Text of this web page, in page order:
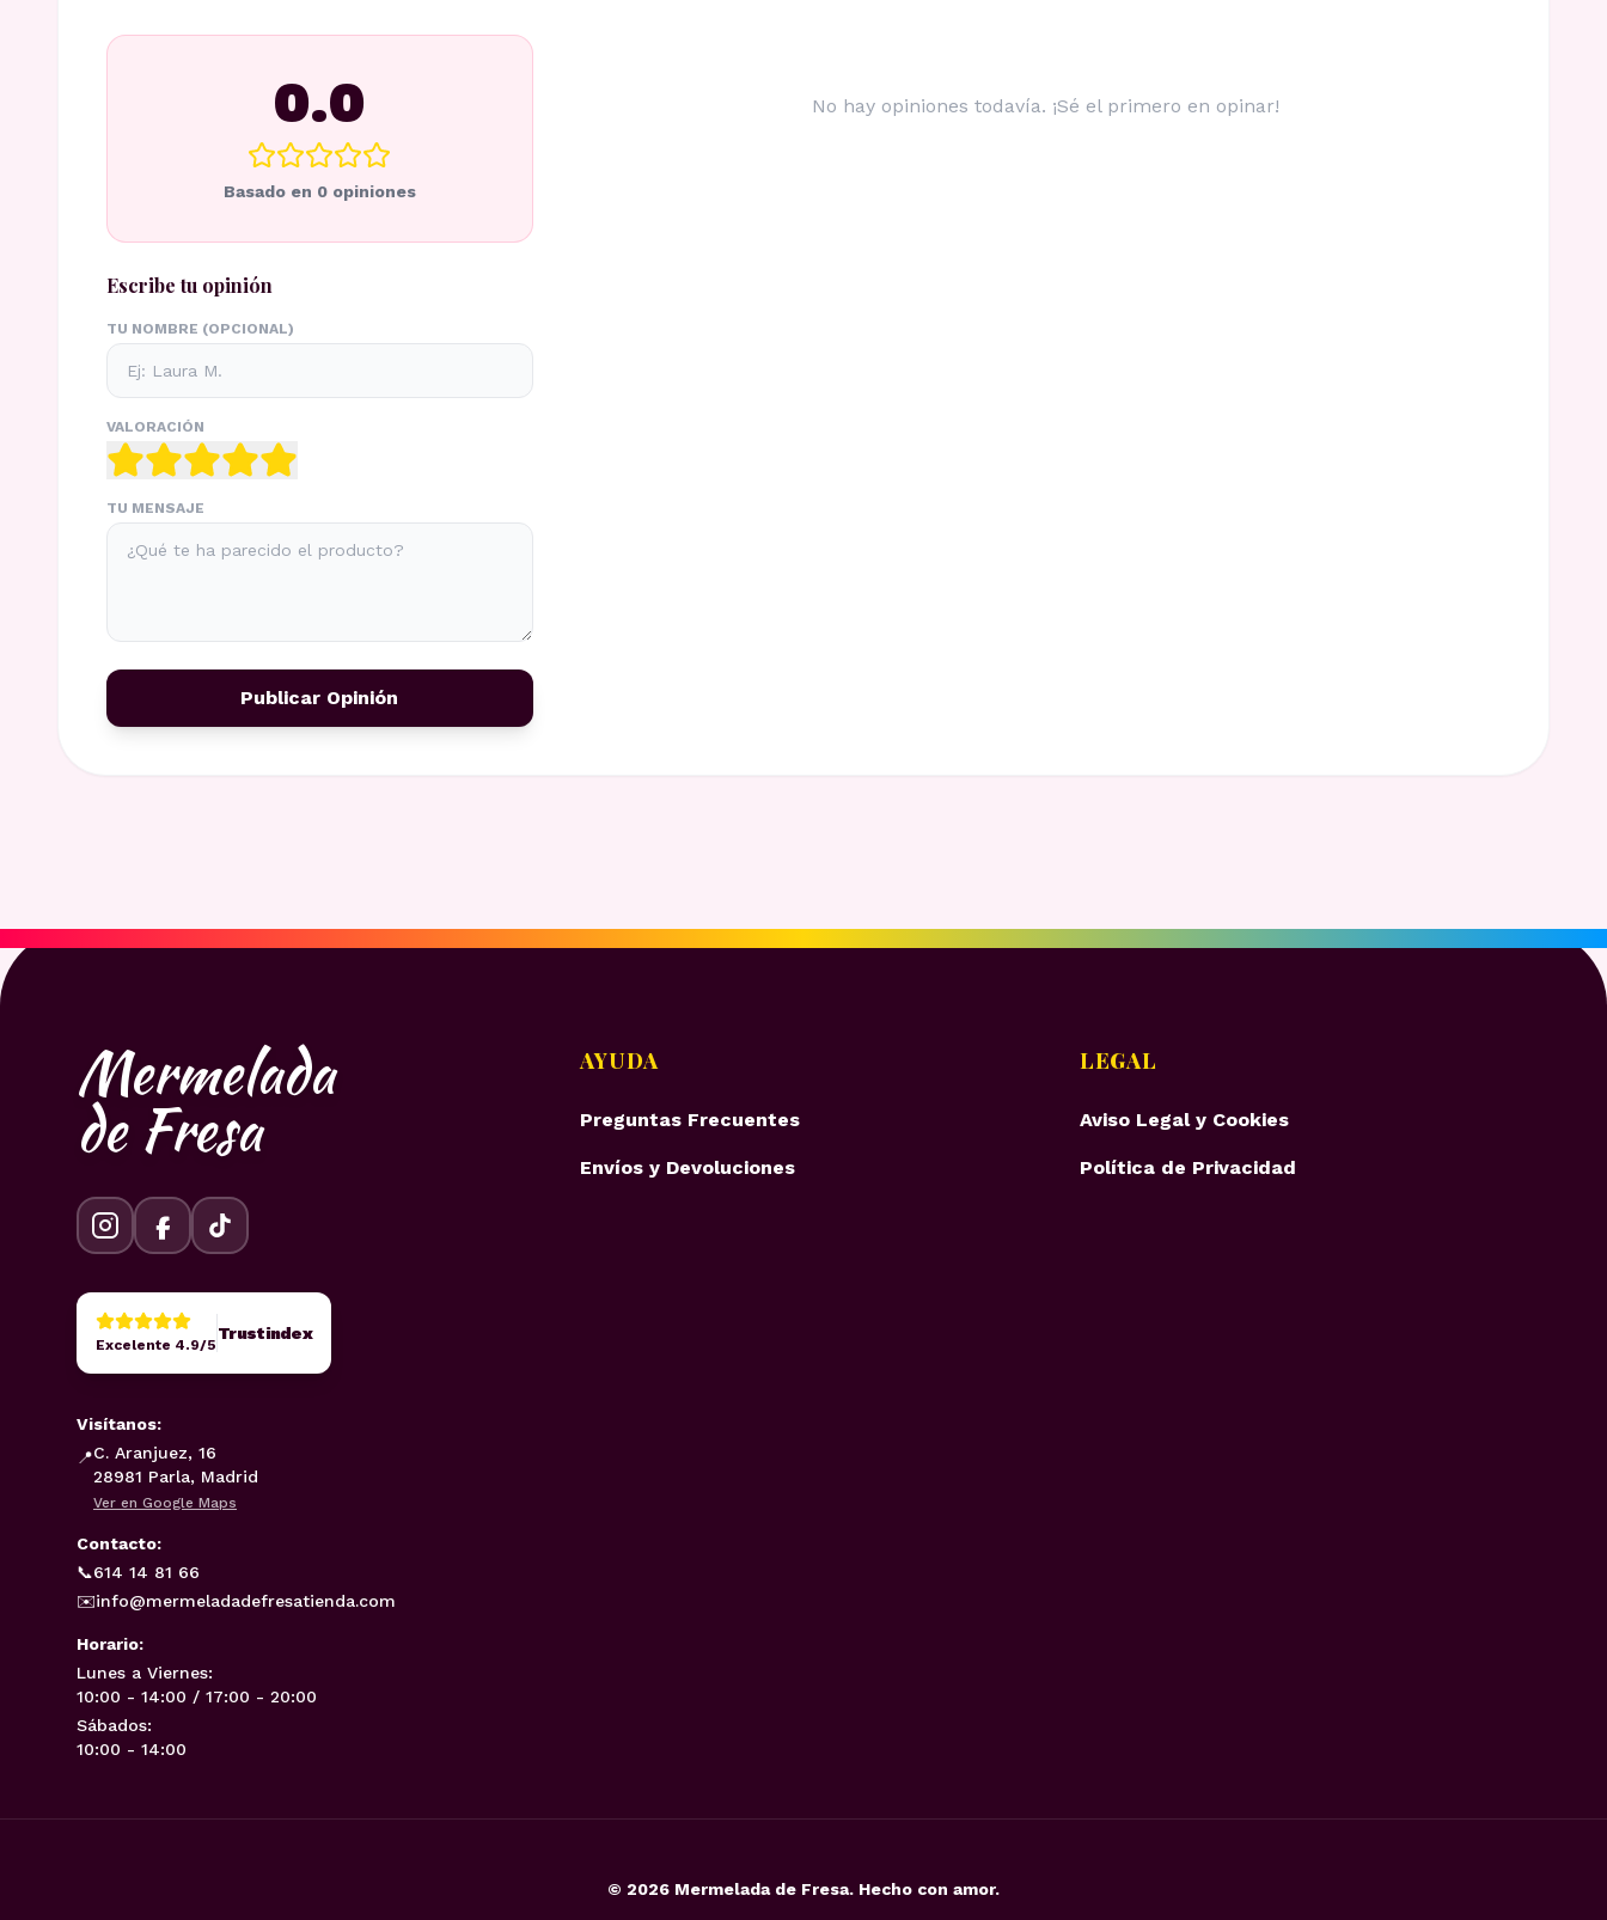
0.0
Basado en 0opiniones
Escribe tu opinión
TU NOMBRE (OPCIONAL)
VALORACIÓN
TU MENSAJE
Publicar Opinión
No hay opiniones todavía. ¡Sé el primero en opinar!
Mermelada
de Fresa
Excelente 4.9/5
Trustindex
Visítanos:
📍C. Aranjuez, 16
28981 Parla, Madrid
Ver en Google Maps
Contacto:
📞614 14 81 66
✉️info@mermeladadefresatienda.com
Horario:
Lunes a Viernes:
10:00 - 14:00 / 17:00 - 20:00
Sábados:
10:00 - 14:00
AYUDA
Preguntas Frecuentes
Envíos y Devoluciones
LEGAL
Aviso Legal y Cookies
Política de Privacidad
© 2026 Mermelada de Fresa. Hecho con amor.